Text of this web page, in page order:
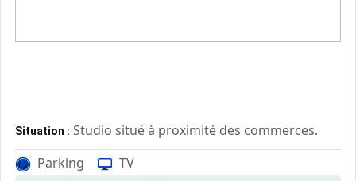
Situation : Studio situé à proximité des commerces.
Appartement de particulier :
Parking TV